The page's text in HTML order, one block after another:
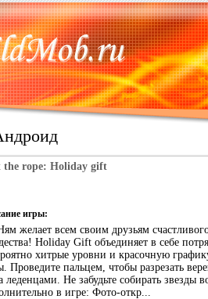
the rope: Holiday gift
игры:
желает всем своим друзьям
Holiday Gift объединяет в себе
хитрые уровни и красочную
Проведите пальцем, чтобы разрезать
леденцами. Не забудьте собирать звезды
в игре: Фото-откр...